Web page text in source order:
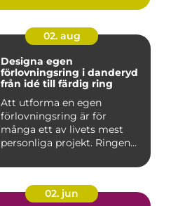
02. aug
Designa egen
förlovningsring i danderyd
från idé till färdig ring
Att utforma en egen
förlovningsring är för
många ett av livets mest
personliga projekt. Ringen
02. jun